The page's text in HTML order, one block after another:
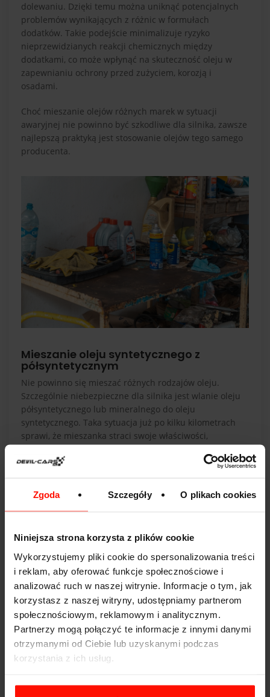
Zgoda Szczegóły O plikach cookies
Niniejsza strona korzysta z plików cookie
Wykorzystujemy pliki cookie do spersonalizowania treści
i reklam, aby oferować funkcje społecznościowe i
analizować ruch w naszej witrynie. Informacje o tym, jak
korzystasz z naszej witryny, udostępniamy partnerom
społecznościowym, reklamowym i analitycznym.
Partnerzy mogą połączyć te informacje z innymi danymi
otrzymanymi od Ciebie lub uzyskanymi podczas
korzystania z ich usług.
dolewaniu. Dzięki temu można uniknąć potencjalnych
problemów wynikających z różnic w formułach
dodatków. Takie podejście minimalizuje ryzyko
nieprzewidzianych reakcji chemicznych między
dodatkami, co może wpłynąć na skuteczność oleju w
zapewnianiu ochrony przed zużyciem, korozją i
osadami.
Choć mieszanie olejów różnych marek w sytuacji
awaryjnej nie powinno być szkodliwe dla silnika, zawsze
najlepszą praktyką jest stosowanie olejów tego samego
producenta.
Mieszanie oleju syntetycznego z
półsyntetycznym
Nie powinno się mieszać różnych rodzajów oleju.
Szczególnie niebezpieczne dla silnika jest wlanie oleju
półsyntetycznego lub mineralnego do oleju
syntetycznego. Taka sytuacja już po kilku kilometrach
sprawi, że mieszanka straci swoje właściwości,
zanieczyszczeń.
jest zapewnienie odpowiedniego poziomu oleju w
silniku, niż ryzyko jazdy z niskim poziomem oleju, co
Wybór odpowiedniego oleju
Wybierając odpowiedni olej do silnika, należy
przestrzegać zaleceń producenta, klasą lepkości oraz
oznaczeniami jakościowymi. Ważna jest również marka
oleju - należy wybierać produkty renomowanych
producentów.
Posiadanie w bagażniku zapasowej butelki oleju,
zgodnego z obecnie stosowanym w silniku, jest praktyką,
awaryjnych. Dzięki temu, w przypadku konieczności